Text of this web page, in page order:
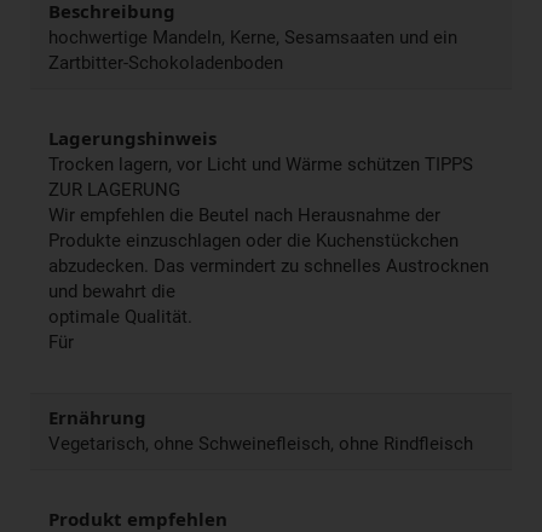
Beschreibung
hochwertige Mandeln, Kerne, Sesamsaaten und ein
Zartbitter-Schokoladenboden
Lagerungshinweis
Trocken lagern, vor Licht und Wärme schützen TIPPS
ZUR LAGERUNG
Wir empfehlen die Beutel nach Herausnahme der
Produkte einzuschlagen oder die Kuchenstückchen
abzudecken. Das vermindert zu schnelles Austrocknen
und bewahrt die
optimale Qualität.
Für
Ernährung
Vegetarisch, ohne Schweinefleisch, ohne Rindfleisch
Produkt empfehlen